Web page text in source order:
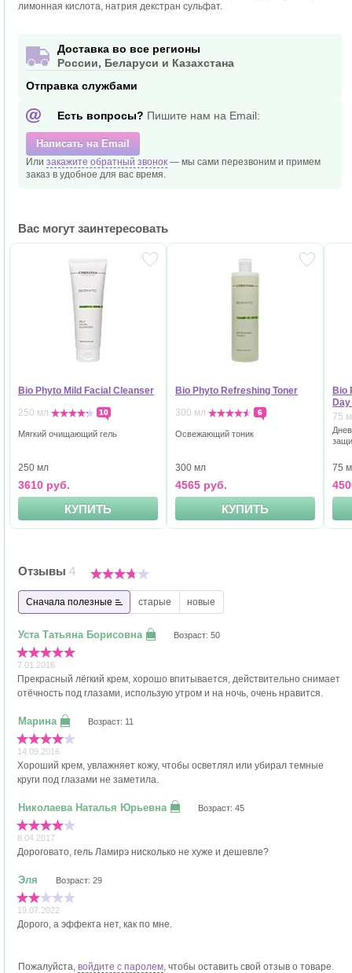
лимонная кислота, натрия декстран сульфат.
Доставка во все регионы
России, Беларуси и Казахстана
Отправка службами
Есть вопросы? Пишите нам на Email:
Написать на Email
Или закажите обратный звонок — мы сами перезвоним и примем
заказ в удобное для вас время.
Вас могут заинтересовать
Bio Phyto Mild Facial Cleanser
250 мл
10
Мягкий очищающий гель
250 мл
3610 руб.
КУПИТЬ
Bio Phyto Refreshing Toner
300 мл
6
Освежающий тоник
300 мл
4565 руб.
КУПИТЬ
Bio
75
75
Отзывы 4
Сначала полезные старые новые
Возраст: 50
7.01.2016
Прекрасный лёгкий крем, хорошо впитывается, действительно снимает
отёчность под глазами, использую утром и на ночь, очень нравится.
Возраст: 11
14.09.2016
Хороший крем, увлажняет кожу, чтобы осветлял или убирал темные
круги под глазами не заметила.
Возраст: 45
8.04.2017
Дороговато, гель Ламирэ нисколько не хуже и дешевле?
Возраст: 29
19.07.2022
Дорого, а эффекта нет, как по мне.
Пожалуйста, войдите с паролем , чтобы оставить свой отзыв о товаре.